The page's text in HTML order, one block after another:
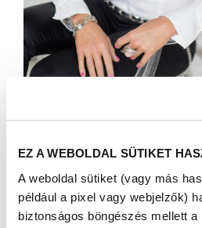
EZ A WEBOLDAL SÜTIKET
A weboldal sütiket (vagy más
például a pixel vagy webjelzők)
biztonságos böngészés mellett a
kérdeztük Beke Zsuzsát, a
Milyen indíttatásból hozta létre a
Egészségváros programot 2009-
Felelős gyógyszergyártó
fordítunk a magyar lakosok